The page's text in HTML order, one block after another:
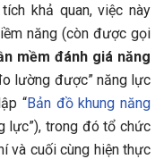
khả quan, việc này
năng (còn được gọi
mềm đánh giá năng
lường được” năng lực
“Bản đồ khung năng
lực”), trong đó tổ chức
và cuối cùng hiện thực